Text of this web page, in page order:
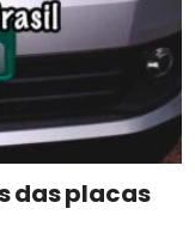
das placas